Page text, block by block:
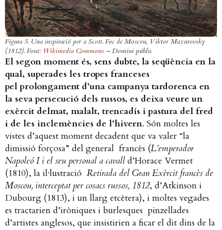
Figura 5. Una inspiració per a Scott. Foc de Moscou, Viktor Mazurovsky
(1812). Font: Wikimedia Commons – Domini públic
El segon moment és, sens dubte, la seqüència en la
qual, superades les tropes franceses
pel prolongament d’una campanya tardorenca en
la seva persecució dels russos, es deixa veure un
exèrcit delmat, malalt, trencadís i pastura del fred
i de les inclemències de l’hivern. Són moltes les
vistes d’aquest moment decadent que va valer “la
dimissió forçosa” del general francès (L’emperador
Napoleó I i el seu personal a cavalld’Horace Vermet
(1810), la il·lustració Retirada del Gran Exèrcit francès de
Moscou, interceptat per cosacs russos, 1812, d’Atkinson i
Dubourg (1813), i un llarg etcètera), i moltes vegades
es tractarien d’iròniques i burlesques pinzellades
d’artistes anglesos, que insistirien a ficar el dit dins de la